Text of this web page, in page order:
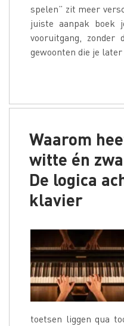
spelen” zit meer
juiste aanpak boek
vooruitgang,
gewoonten die je
Waarom
witte én
De logica
klavier
toetsen liggen qua